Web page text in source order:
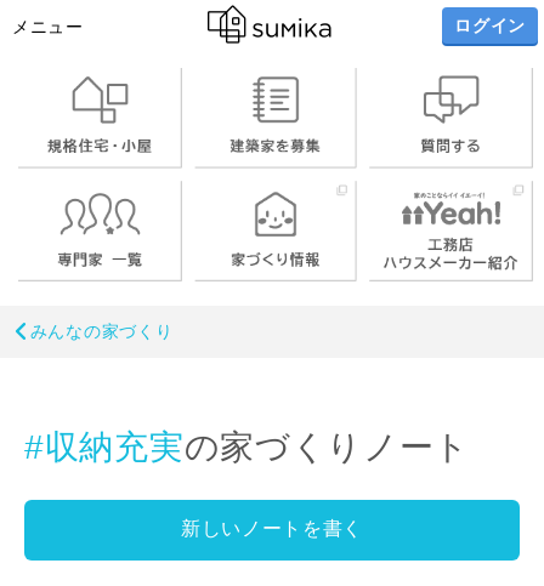
メニュー ログイン
みんなの家づくり
#収納充実の家づくりノート
新しいノートを書く